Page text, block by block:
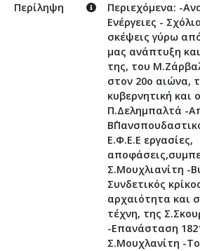
Περίληψη
Περιεχόμενα: -
Ενέργειες -
σκέψεις γύρω
μας ανάπτυξη
της, του
στον 20ο αιώνα,
κυβερνητική και
Π.Δελημπαλτά -
Ε.Φ.Ε.Ε εργασίες,
Σ.Μουχλιανίτη -
Συνδετικός
αρχαιότητα και
τέχνη, της
-Επανάσταση
Σ.Μουχλανίτη -